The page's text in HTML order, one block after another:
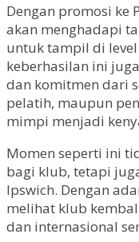
Dengan promosi ke
akan menghadapi
untuk tampil di
keberhasilan ini
dan komitmen dari
pelatih, maupun
mimpi menjadi
Momen seperti ini
bagi klub, tetapi
Ipswich. Dengan
melihat klub
dan internasional